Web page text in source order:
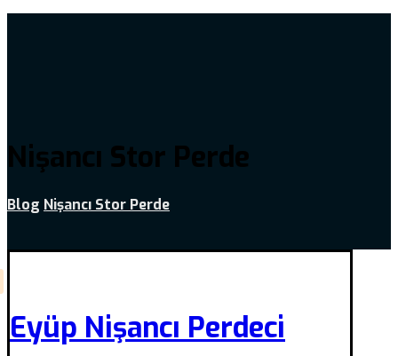
Nişancı Stor Perde
Blog Nişancı Stor Perde
Eyüp Nişancı Perdeci